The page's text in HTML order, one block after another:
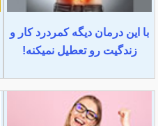
با این درمان دیگه کمردرد کار و
زندگیت رو تعطیل نمیکنه!